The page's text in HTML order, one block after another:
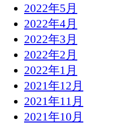
2022年5月
2022年4月
2022年3月
2022年2月
2022年1月
2021年12月
2021年11月
2021年10月